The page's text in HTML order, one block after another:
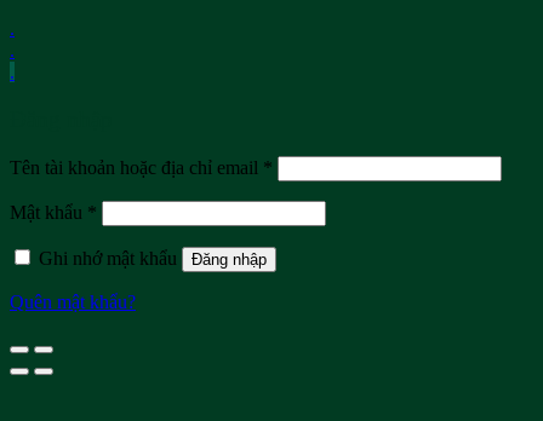
.
.
.
Tên tài khoản hoặc địa chỉ email *
Mật khẩu *
Ghi nhớ mật khẩu Đăng nhập
Quên mật khẩu?